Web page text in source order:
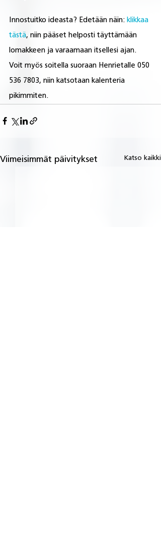
Innostuitko ideasta? Edetään näin: klikkaa
tästä, niin pääset helposti täyttämään
lomakkeen ja varaamaan itsellesi ajan.
Voit myös soitella suoraan Henrietalle 050
536 7803, niin katsotaan kalenteria
pikimmiten.
Viimeisimmät päivitykset Katso kaikki